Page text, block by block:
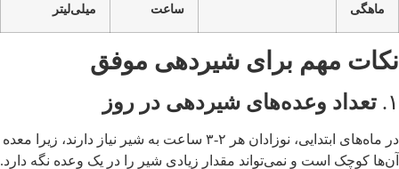
ماهگی
ساعت
میلی‌لیتر
نکات مهم برای شیردهی موفق
۱. تعداد وعده‌های شیردهی در روز
در ماه‌های ابتدایی، نوزادان هر ۲-۳ ساعت به شیر نیاز دارند، زیرا معده
آن‌ها کوچک است و نمی‌تواند مقدار زیادی شیر را در یک وعده نگه دارد.